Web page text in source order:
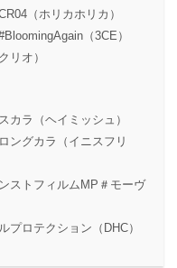
（ホリカホリカ）
（3CE）
リオ）
カラ（ヘイミッシュ）
ングカラ（イニスフリ
ストフィルムMP＃モーヴ
プロテクション（DHC）